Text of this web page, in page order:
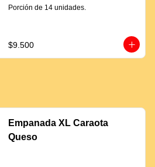
Completa)
Porción de 14 unidades.
$9.500
Empanada XL Caraota
Queso